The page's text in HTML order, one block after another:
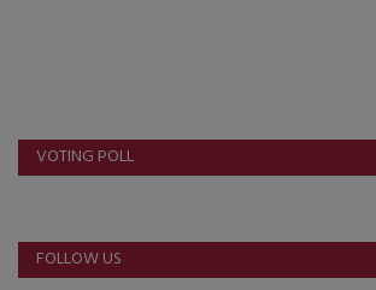
VOTING POLL
FOLLOW US